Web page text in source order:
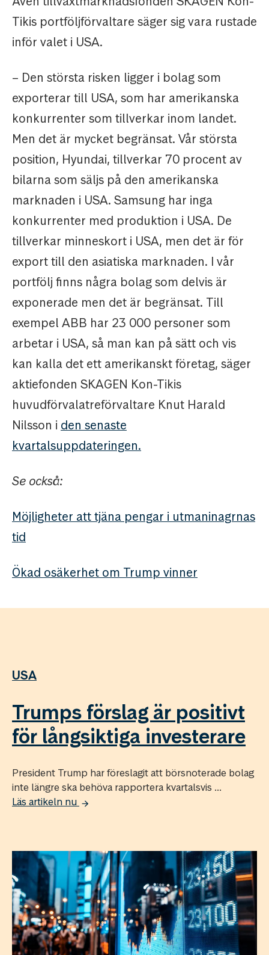
Tikis portföljförvaltare säger sig vara rustade
inför valet i USA.
– Den största risken ligger i bolag som
exporterar till USA, som har amerikanska
konkurrenter som tillverkar inom landet.
Men det är mycket begränsat. Vår största
position, Hyundai, tillverkar 70 procent av
bilarna som säljs på den amerikanska
marknaden i USA. Samsung har inga
konkurrenter med produktion i USA. De
tillverkar minneskort i USA, men det är för
export till den asiatiska marknaden. I vår
portfölj finns några bolag som delvis är
exponerade men det är begränsat. Till
exempel ABB har 23 000 personer som
arbetar i USA, så man kan på sätt och vis
kan kalla det ett amerikanskt företag, säger
aktiefonden SKAGEN Kon-Tikis
huvudförvalatreförvaltare Knut Harald
Nilsson i den senaste
kvartalsuppdateringen.
Se också:
Möjligheter att tjäna pengar i utmaninagrnas
tid
Ökad osäkerhet om Trump vinner
USA
Trumps förslag är positivt
för långsiktiga investerare
President Trump har föreslagit att börsnoterade bolag
inte längre ska behöva rapportera kvartalsvis ...
Läs artikeln nu